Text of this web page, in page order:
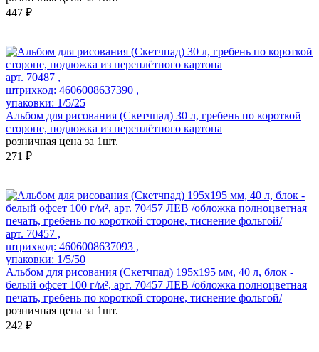
447 ₽
арт. 70487 ,
штрихкод: 4606008637390 ,
упаковки: 1/5/25
Альбом для рисования (Скетчпад) 30 л, гребень по короткой
стороне, подложка из переплётного картона
розничная цена за 1шт.
271 ₽
арт. 70457 ,
штрихкод: 4606008637093 ,
упаковки: 1/5/50
Альбом для рисования (Скетчпад) 195х195 мм, 40 л, блок -
белый офсет 100 г/м², арт. 70457 ЛЕВ /обложка полноцветная
печать, гребень по короткой стороне, тиснение фольгой/
розничная цена за 1шт.
242 ₽